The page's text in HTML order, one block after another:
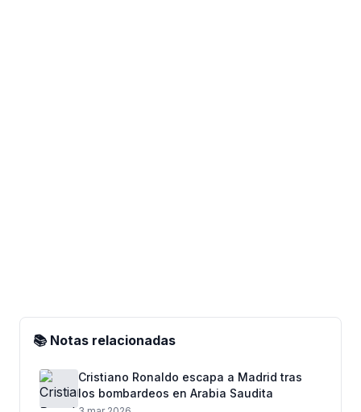
📚 Notas relacionadas
Cristiano Ronaldo escapa a Madrid tras
los bombardeos en Arabia Saudita